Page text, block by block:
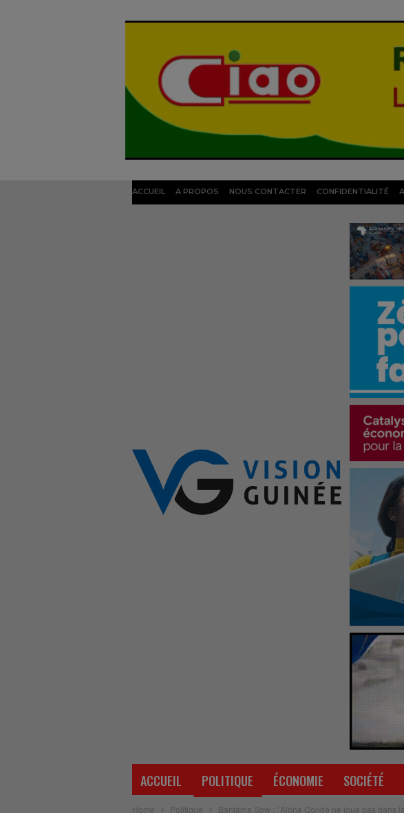
ACCUEIL A PROPOS NOUS CONTACTER CONFIDENTIALITÉ
ACCUEIL POLITIQUE ÉCONOMIE SOCIÉTÉ
Home Politique Bantama Sow : ‘’Alpha Condé ne joue pas dans